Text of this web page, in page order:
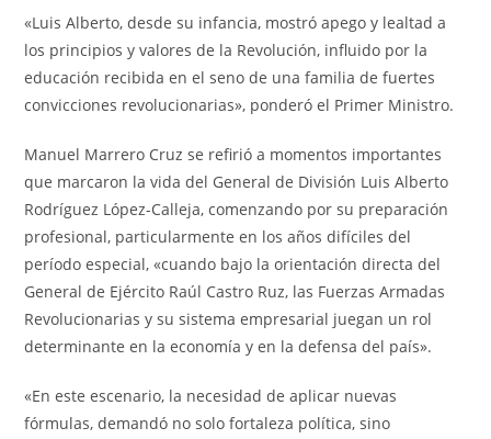
«Luis Alberto, desde su infancia, mostró apego y lealtad a
los principios y valores de la Revolución, influido por la
educación recibida en el seno de una familia de fuertes
convicciones revolucionarias», ponderó el Primer Ministro.
Manuel Marrero Cruz se refirió a momentos importantes
que marcaron la vida del General de División Luis Alberto
Rodríguez López-Calleja, comenzando por su preparación
profesional, particularmente en los años difíciles del
período especial, «cuando bajo la orientación directa del
General de Ejército Raúl Castro Ruz, las Fuerzas Armadas
Revolucionarias y su sistema empresarial juegan un rol
determinante en la economía y en la defensa del país».
«En este escenario, la necesidad de aplicar nuevas
fórmulas, demandó no solo fortaleza política, sino